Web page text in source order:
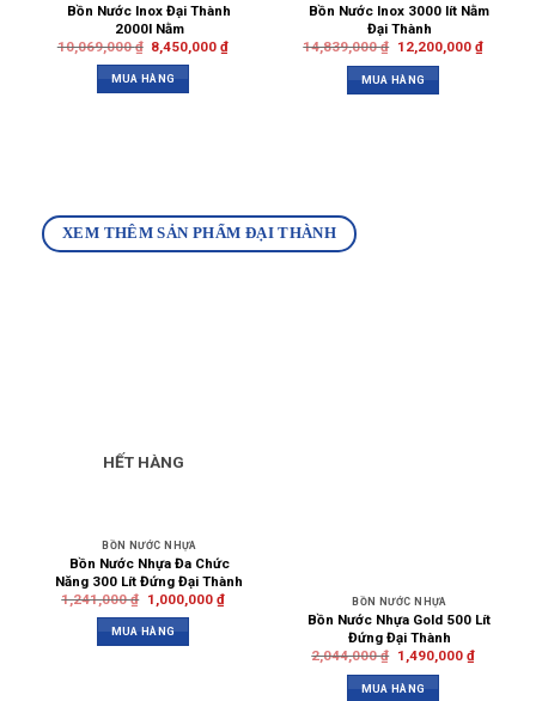
Bồn Nước Inox Đại Thành
2000l Nằm
10,069,000₫ 8,450,000₫
MUA HÀNG
Bồn Nước Inox 3000 lít Nằm
Đại Thành
14,839,000₫ 12,200,000 ₫
MUA HÀNG
XEM THÊM SẢN PHẨM ĐẠI THÀNH
HẾT HÀNG
BỒN NƯỚC NHỰA
Bồn Nước Nhựa Đa Chức
Năng 300 Lít Đứng Đại Thành
1,241,000₫ 1,000,000 ₫
MUA HÀNG
BỒN NƯỚC NHỰA
Bồn Nước Nhựa Gold 500 Lít
Đứng Đại Thành
2,044,000₫ 1,490,000 ₫
MUA HÀNG